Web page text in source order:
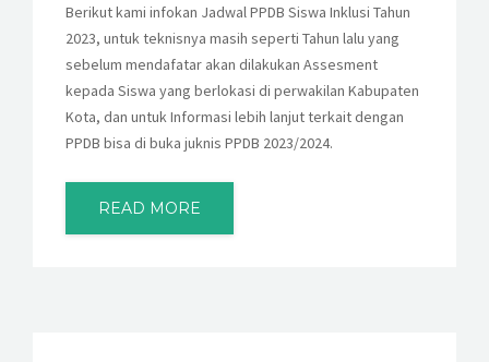
Berikut kami infokan Jadwal PPDB Siswa Inklusi Tahun
2023, untuk teknisnya masih seperti Tahun lalu yang
sebelum mendafatar akan dilakukan Assesment
kepada Siswa yang berlokasi di perwakilan Kabupaten
Kota, dan untuk Informasi lebih lanjut terkait dengan
PPDB bisa di buka juknis PPDB 2023/2024.
READ MORE